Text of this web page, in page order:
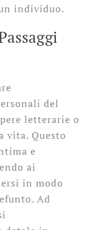
individuo.
del
letterarie o
vita. Questo
e
ai
in modo
Ad